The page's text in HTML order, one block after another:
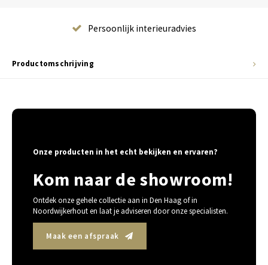
Complete wooninrichting
Productomschrijving
Onze producten in het echt bekijken en ervaren?
Kom naar de showroom!
Ontdek onze gehele collectie aan in Den Haag of in
Noordwijkerhout en laat je adviseren door onze specialisten.
Maak een afspraak